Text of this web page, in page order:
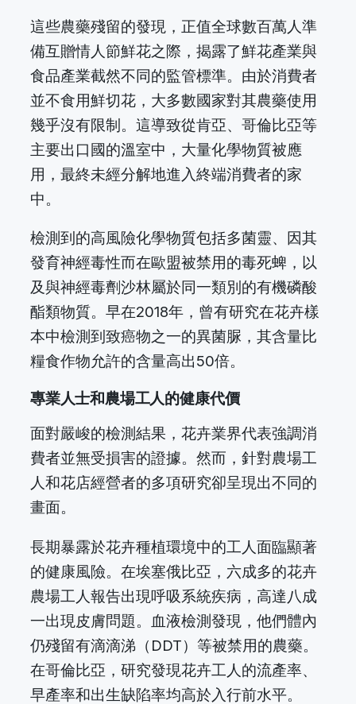
這些農藥殘留的發現，正值全球數百萬人準
備互贈情人節鮮花之際，揭露了鮮花產業與
食品產業截然不同的監管標準。由於消費者
並不食用鮮切花，大多數國家對其農藥使用
幾乎沒有限制。這導致從肯亞、哥倫比亞等
主要出口國的溫室中，大量化學物質被應
用，最終未經分解地進入終端消費者的家
中。
檢測到的高風險化學物質包括多菌靈、因其
發育神經毒性而在歐盟被禁用的毒死蜱，以
及與神經毒劑沙林屬於同一類別的有機磷酸
酯類物質。早在2018年，曾有研究在花卉樣
本中檢測到致癌物之一的異菌脲，其含量比
糧食作物允許的含量高出50倍。
專業人士和農場工人的健康代價
面對嚴峻的檢測結果，花卉業界代表強調消
費者並無受損害的證據。然而，針對農場工
人和花店經營者的多項研究卻呈現出不同的
畫面。
長期暴露於花卉種植環境中的工人面臨顯著
的健康風險。在埃塞俄比亞，六成多的花卉
農場工人報告出現呼吸系統疾病，高達八成
一出現皮膚問題。血液檢測發現，他們體內
仍殘留有滴滴涕（DDT）等被禁用的農藥。
在哥倫比亞，研究發現花卉工人的流產率、
早產率和出生缺陷率均高於入行前水平。